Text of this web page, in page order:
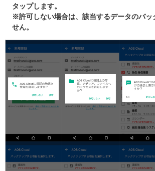
タップします。
※許可しない場合は、該当するデータのバッ
せん。